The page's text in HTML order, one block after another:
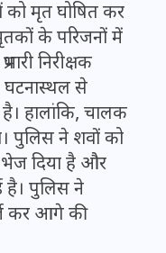
को मृत घोषित कर
के परिजनों में
निरीक्षक
घटनास्थल से
हालांकि, चालक
पुलिस ने शवों को
दिया है और
है। पुलिस ने
कर आगे की